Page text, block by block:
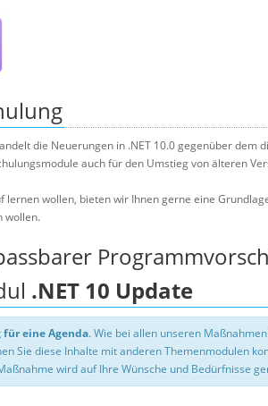
die Neuerungen in .NET 10.0 gegenüber dem
auch für den Umstieg von älteren
lernen wollen, bieten wir Ihnen gerne eine
wollen.
.NET 10 Update
für eine Agenda. Wie bei allen unseren
Sie diese Inhalte mit anderen Themenmodulen
wird auf Ihre Wünsche und Bedürfnisse